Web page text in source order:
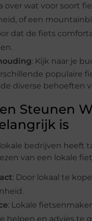
over wat voor soort
of een
dat de fiets
: Kijk naar je
populaire
diverse behoeften
Steunen
is
bedrijven heeft
van een lokale
: Door lokaal te
: Lokale
helpen en advies te